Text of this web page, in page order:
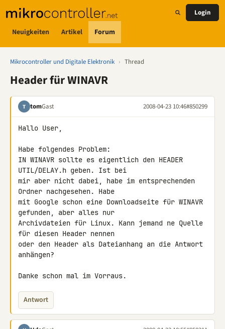
Neuigkeiten Artikel Forum
Login
Mikrocontroller und Digitale Elektronik › Thread
Header für WINAVR
T tomGast 2008-04-23 10:46#850299
Hallo User,
Habe folgendes Problem:
IN WINAVR sollte es eigentlich den HEADER
UTIL/DELAY.h geben. Ist bei
mir aber nicht dabei, habe im entsprechenden
Ordner nachgesehen. Habe
mit Google schon eine Downloadseite für WINAVR
gefunden, aber alles nur
Archivdateien für Linux. Kann jemand ne Quelle
für diesen Header nennen
oder den Header als Dateianhang an die Antwort
anhängen?
Danke schon mal im Vorraus.
Antwort